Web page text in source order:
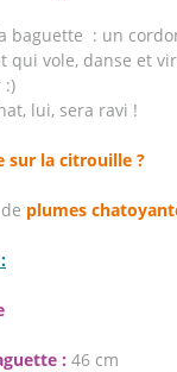
baguette : un
qui vole, danse et
:)
lui, sera ravi !
sur la citrouille ?
plumes
: 46 cm